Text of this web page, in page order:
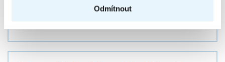
Odmítnout
Journal of High Energy Physics. 2019, 2019(4), ISSN